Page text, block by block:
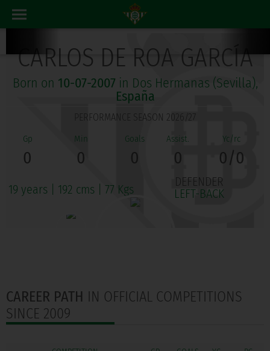
CARLOS DE ROA GARCÍA
Born on 10-07-2007 in Dos Hermanas (Sevilla),
España
PERFORMANCE SEASON 2026/27
0 0 0 0 0/0
19 years 192 cms 77 Kgs
DEFENDER
LEFT-BACK
CAREER PATH IN OFFICIAL COMPETITIONS
SINCE 2009